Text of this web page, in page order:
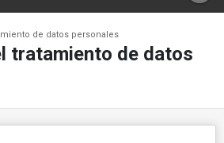
de datos personales
tratamiento de datos